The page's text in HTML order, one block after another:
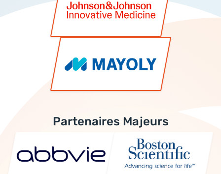
Partenaires Majeurs